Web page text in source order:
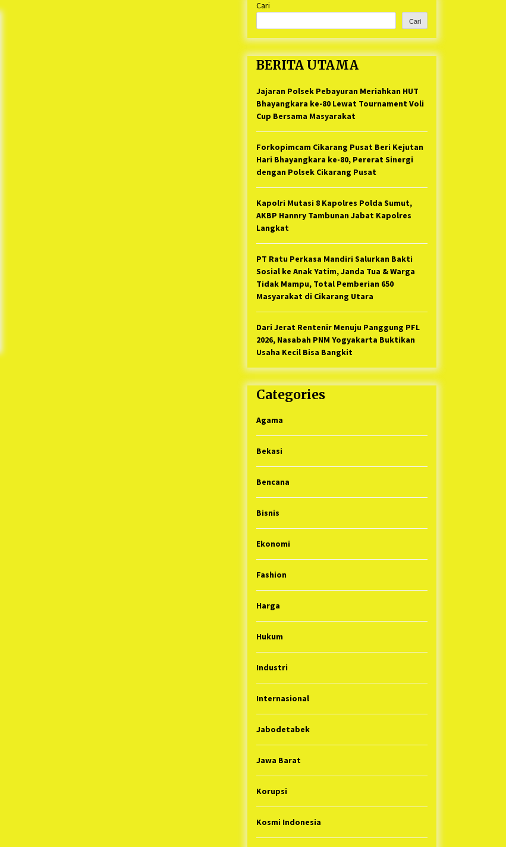
Sebelum Waktunya
1 tahun ago
Indonesia Gilang Bayu Nugraha,
S.H, Ucapkan Terimakasih Atas
Support Camat Kedungwaringin
Memberikan Logistik Ke Posko
1 tahun ago
Jelang Ramadhan, Kecamatan
Cikarang Pusat Gelar STQ ke-VII
1 tahun ago
Cari
Cari
BERITA UTAMA
Jajaran Polsek Pebayuran Meriahkan HUT
Bhayangkara ke-80 Lewat Tournament Voli
Cup Bersama Masyarakat
Forkopimcam Cikarang Pusat Beri Kejutan
Hari Bhayangkara ke-80, Pererat Sinergi
dengan Polsek Cikarang Pusat
Kapolri Mutasi 8 Kapolres Polda Sumut,
AKBP Hannry Tambunan Jabat Kapolres
Langkat
PT Ratu Perkasa Mandiri Salurkan Bakti
Sosial ke Anak Yatim, Janda Tua & Warga
Tidak Mampu, Total Pemberian 650
Masyarakat di Cikarang Utara
Dari Jerat Rentenir Menuju Panggung PFL
2026, Nasabah PNM Yogyakarta Buktikan
Usaha Kecil Bisa Bangkit
Categories
Agama
Bekasi
Bencana
Bisnis
Ekonomi
Fashion
Harga
Hukum
Industri
Internasional
Jabodetabek
Jawa Barat
Korupsi
Kosmi Indonesia